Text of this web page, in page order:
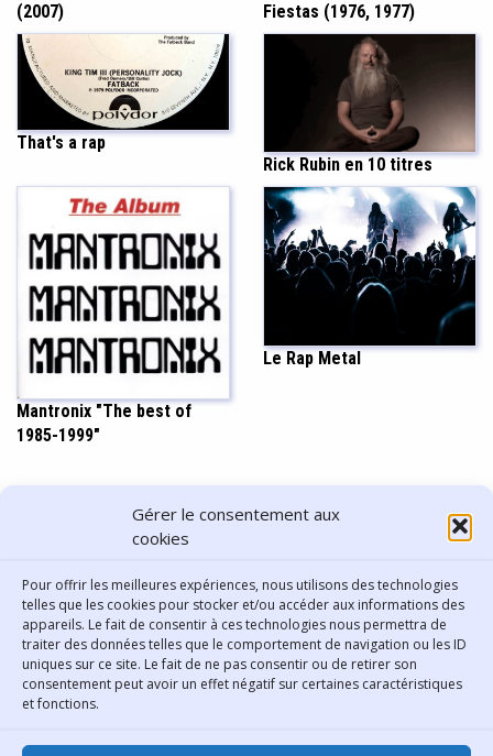
Gérer le consentement aux
cookies
Pour offrir les meilleures expériences, nous utilisons des technologies
telles que les cookies pour stocker et/ou accéder aux informations des
appareils. Le fait de consentir à ces technologies nous permettra de
traiter des données telles que le comportement de navigation ou les ID
uniques sur ce site. Le fait de ne pas consentir ou de retirer son
consentement peut avoir un effet négatif sur certaines caractéristiques
et fonctions.
(2007)
Fiestas (1976, 1977)
That's a rap
Rick Rubin en 10 titres
Mantronix "The best of
1985-1999"
Le Rap Metal
PARTAGER CET ARTICLE